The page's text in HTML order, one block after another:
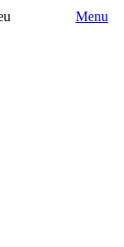
Menu